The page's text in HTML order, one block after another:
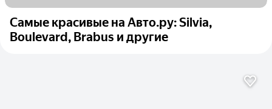
Самые красивые на Авто.ру: Silvia,
Boulevard, Brabus и другие